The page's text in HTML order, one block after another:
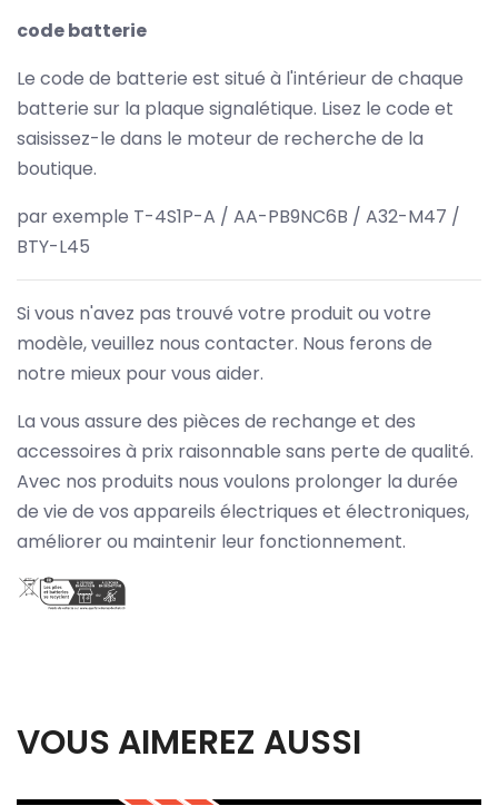
code batterie
Le code de batterie est situé à l'intérieur de chaque
batterie sur la plaque signalétique. Lisez le code et
saisissez-le dans le moteur de recherche de la
boutique.
par exemple T-4S1P-A / AA-PB9NC6B / A32-M47 /
BTY-L45
Si vous n'avez pas trouvé votre produit ou votre
modèle, veuillez nous contacter. Nous ferons de
notre mieux pour vous aider.
La vous assure des pièces de rechange et des
accessoires à prix raisonnable sans perte de qualité.
Avec nos produits nous voulons prolonger la durée
de vie de vos appareils électriques et électroniques,
améliorer ou maintenir leur fonctionnement.
VOUS AIMEREZ AUSSI